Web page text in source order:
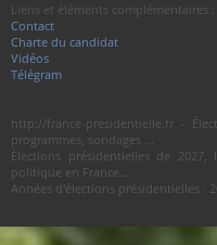
Liens et éléments complémentaires :
Contact
Charte du candidat
Vidéos
Télégram
http://france-presidentielle.fr -
programmes, sondages ...
Élections présidentielles de
politique en France...
Années d'élections présidentielles :